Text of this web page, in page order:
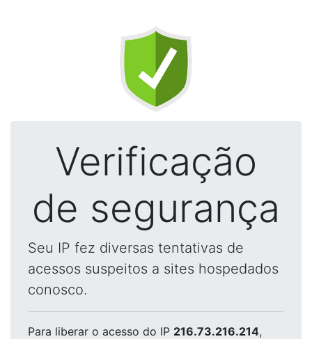
Verificação
de segurança
Seu IP fez diversas tentativas de
acessos suspeitos a sites hospedados
conosco.
Para liberar o acesso do IP 216.73.216.214,